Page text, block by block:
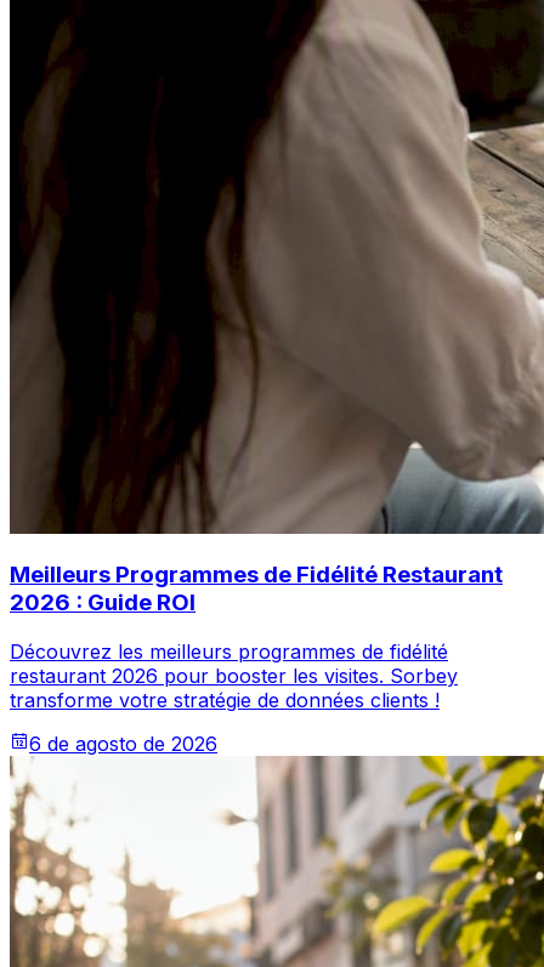
Meilleurs Programmes de Fidélité Restaurant
2026 : Guide ROI
Découvrez les meilleurs programmes de fidélité
restaurant 2026 pour booster les visites. Sorbey
transforme votre stratégie de données clients !
6 de agosto de 2026